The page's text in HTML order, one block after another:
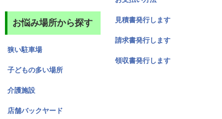
お悩み場所から探す
狭い駐車場
子どもの多い場所
介護施設
店舗バックヤード
見積書発行します
請求書発行します
領収書発行します